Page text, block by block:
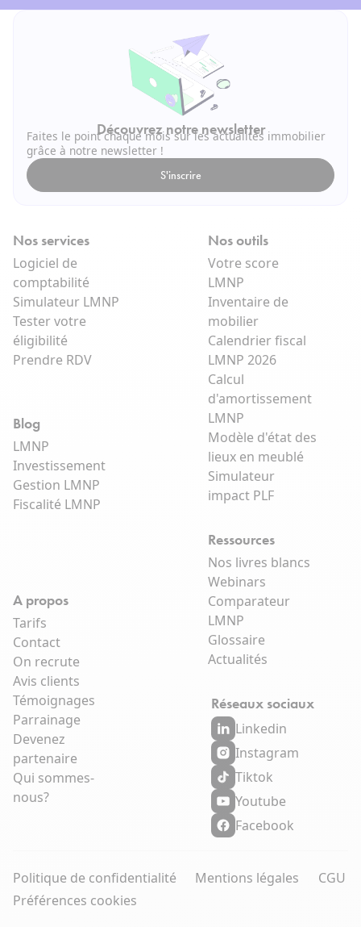
Découvrez notre newsletter
Faites le point chaque mois sur les actualités immobilier
grâce à notre newsletter !
S'inscrire
Nos services
Logiciel de
comptabilité
Simulateur LMNP
Tester votre
éligibilité
Prendre RDV
Nos outils
Votre score
LMNP
Inventaire de
mobilier
Calendrier fiscal
LMNP 2026
Calcul
d'amortissement
LMNP
Modèle d'état des
lieux en meublé
Simulateur
impact PLF
Blog
LMNP
Investissement
Gestion LMNP
Fiscalité LMNP
Ressources
Nos livres blancs
Webinars
Comparateur
LMNP
Glossaire
Actualités
A propos
Tarifs
Contact
On recrute
Avis clients
Témoignages
Parrainage
Devenez
partenaire
Qui sommes-
nous?
Réseaux sociaux
Linkedin
Instagram
Tiktok
Youtube
Facebook
Politique de confidentialité Mentions légales
CGU
Préférences cookies